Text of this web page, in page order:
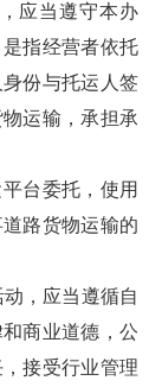
应当遵守本办
指经营者依托
份与托运人签
运输，承担承
台委托，使用
路货物运输的
，应当遵循自
商业道德，公
接受行业管理